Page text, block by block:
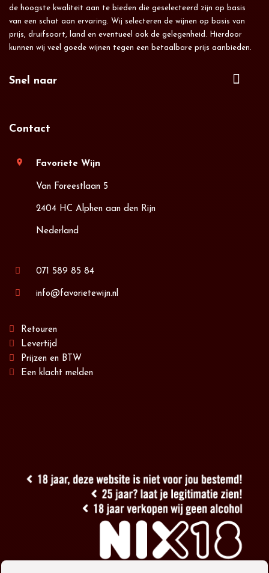
de hoogste kwaliteit aan te bieden die geselecteerd zijn op basis
van een schat aan ervaring. Wij selecteren de wijnen op basis van
prijs, druifsoort, land en eventueel ook de gelegenheid. Hierdoor
kunnen wij veel goede wijnen tegen een betaalbare prijs aanbieden.
Snel naar
Contact
location_on Favoriete Wijn
Van Foreestlaan 5
2404 HC Alphen aan den Rijn
Nederland
071 589 85 84
info@favorietewijn.nl
Retouren
Levertijd
Prijzen en BTW
Een klacht melden